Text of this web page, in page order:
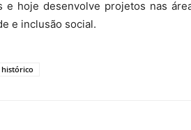
e hoje desenvolve projetos nas
e inclusão social.